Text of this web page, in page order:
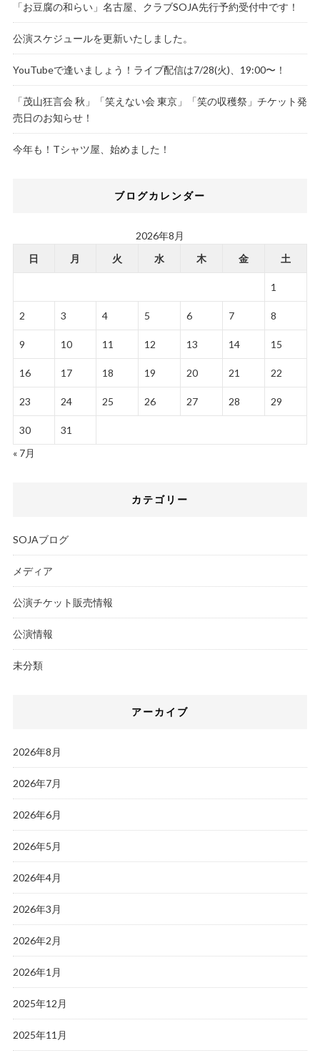
「お豆腐の和らい」名古屋、クラブSOJA先行予約受付中です！
公演スケジュールを更新いたしました。
YouTubeで逢いましょう！ライブ配信は7/28(火)、19:00〜！
「茂山狂言会 秋」「笑えない会 東京」「笑の収穫祭」チケット発
売日のお知らせ！
今年も！Tシャツ屋、始めました！
ブログカレンダー
2026年8月
日
月 火 水 木 金 土
1
2 3 4 5 6 7 8
9 10 11 12 13 14 15
16 17 18 19 20 21 22
23 24 25 26 27 28 29
30
31
« 7月
カテゴリー
SOJAブログ
メディア
公演チケット販売情報
公演情報
未分類
アーカイブ
2026年8月
2026年7月
2026年6月
2026年5月
2026年4月
2026年3月
2026年2月
2026年1月
2025年12月
2025年11月